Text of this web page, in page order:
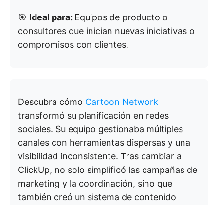
🎯 Ideal para: Equipos de producto o
consultores que inician nuevas iniciativas o
compromisos con clientes.
Descubra cómo Cartoon Network
transformó su planificación en redes
sociales. Su equipo gestionaba múltiples
canales con herramientas dispersas y una
visibilidad inconsistente. Tras cambiar a
ClickUp, no solo simplificó las campañas de
marketing y la coordinación, sino que
también creó un sistema de contenido